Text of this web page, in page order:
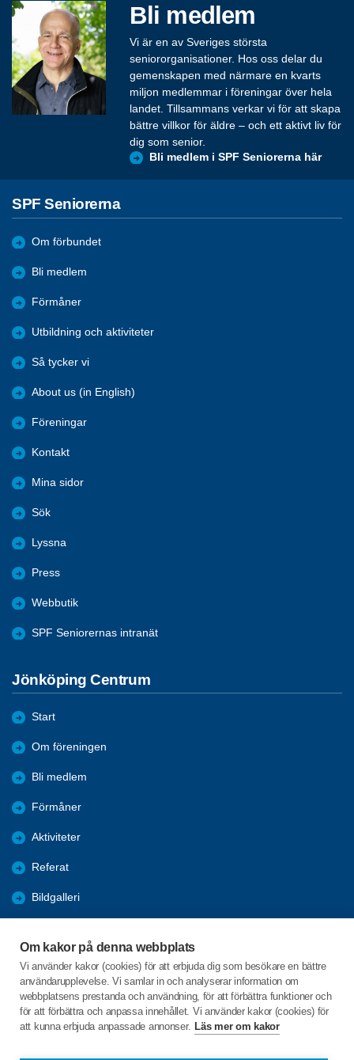
Om kakor på denna webbplats
Vi använder kakor (cookies) för att erbjuda dig som besökare en bättre
användarupplevelse. Vi samlar in och analyserar information om
webbplatsens prestanda och användning, för att förbättra funktioner och
för att förbättra och anpassa innehållet. Vi använder kakor (cookies) för
att kunna erbjuda anpassade annonser. Läs mer om kakor
Bli medlem
Vi är en av Sveriges största
seniororganisationer. Hos oss delar du
gemenskapen med närmare en kvarts
miljon medlemmar i föreningar över hela
landet. Tillsammans verkar vi för att skapa
bättre villkor för äldre – och ett aktivt liv för
dig som senior.
Bli medlem i SPF Seniorerna här
SPF Seniorerna
Om förbundet
Bli medlem
Förmåner
Utbildning och aktiviteter
Så tycker vi
About us (in English)
Föreningar
Kontakt
Mina sidor
Sök
Lyssna
Press
Webbutik
SPF Seniorernas intranät
Jönköping Centrum
Start
Om föreningen
Bli medlem
Förmåner
Aktiviteter
Referat
Bildgalleri
Engagera DIG i vår förening
C/o:Lennart Lööw